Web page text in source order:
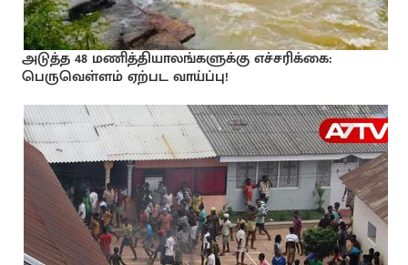
அடுத்த 48 மணித்தியாலங்களுக்கு எச்சரிக்கை:
பெருவெள்ளம் ஏற்பட வாய்ப்பு!